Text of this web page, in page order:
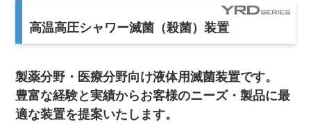
高温高圧シャワー滅菌（殺菌）装置
製薬分野・医療分野向け液体用滅菌装置です。
豊富な経験と実績からお客様のニーズ・製品に最
適な装置を提案いたします。